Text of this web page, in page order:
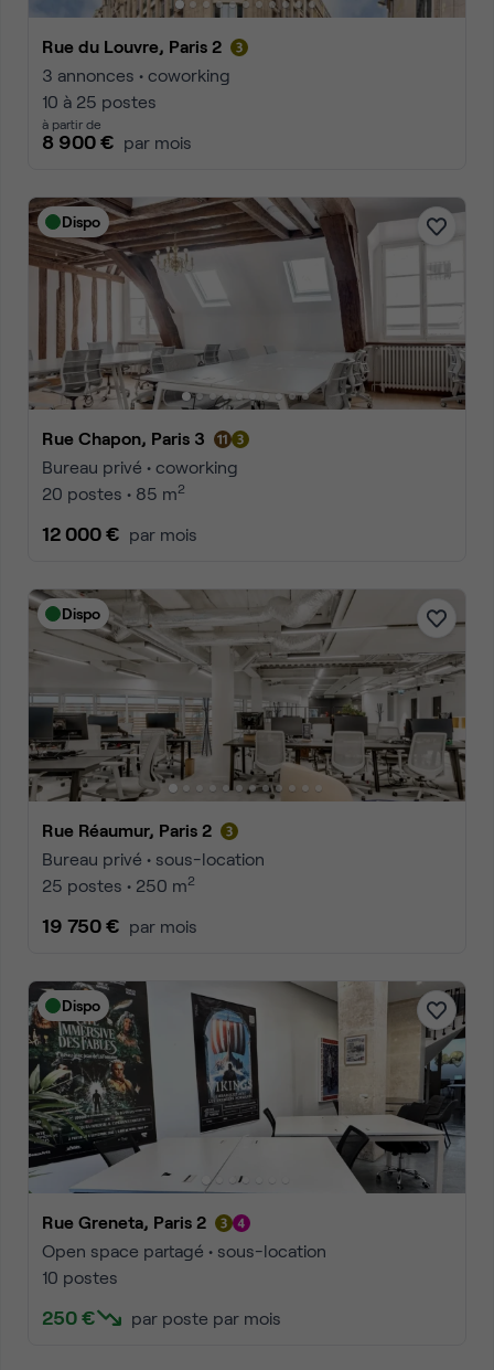
Rue du Louvre, Paris 2
3 annonces • coworking
10 à 25 postes
à partir de
8 900 € par mois
Dispo
Rue Chapon, Paris 3
Bureau privé • coworking
20 postes • 85 m2
12 000 € par mois
Dispo
Rue Réaumur, Paris 2
Bureau privé • sous-location
25 postes • 250 m2
19 750 € par mois
Dispo
Rue Greneta, Paris 2
Open space partagé • sous-location
10 postes
250 € par poste par mois